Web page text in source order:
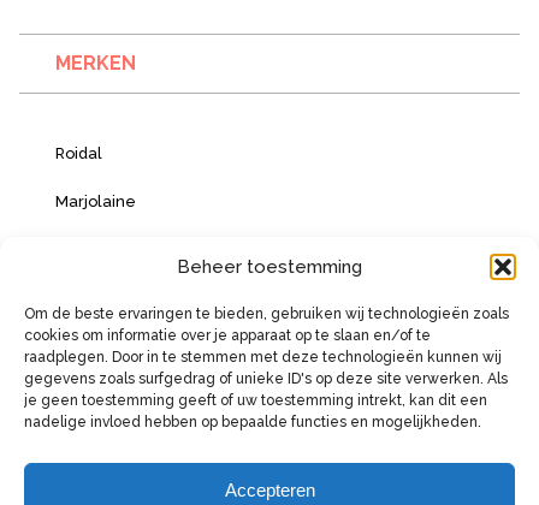
Beheer toestemming
Om de beste ervaringen te bieden, gebruiken wij technologieën zoals
cookies om informatie over je apparaat op te slaan en/of te
raadplegen. Door in te stemmen met deze technologieën kunnen wij
gegevens zoals surfgedrag of unieke ID's op deze site verwerken. Als
je geen toestemming geeft of uw toestemming intrekt, kan dit een
nadelige invloed hebben op bepaalde functies en mogelijkheden.
Accepteren
MERKEN
Roidal
Marjolaine
BETAALMOGELIJKHEDEN